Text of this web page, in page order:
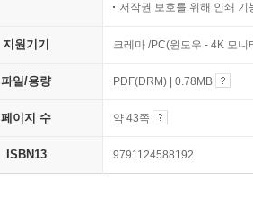
저작권 보호를 위해 인쇄 기
지원기기 크레마 /PC(윈도우 - 4K 모
파일/용량 PDF(DRM) | 0.78MB
페이지 수 약 43쪽
ISBN13 9791124588192